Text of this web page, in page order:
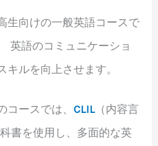
生向けの一般英語コースで
英語のコミュニケーショ
キルを向上させます。
コースでは、 CLIL（内容言
書を使用し、多面的な英